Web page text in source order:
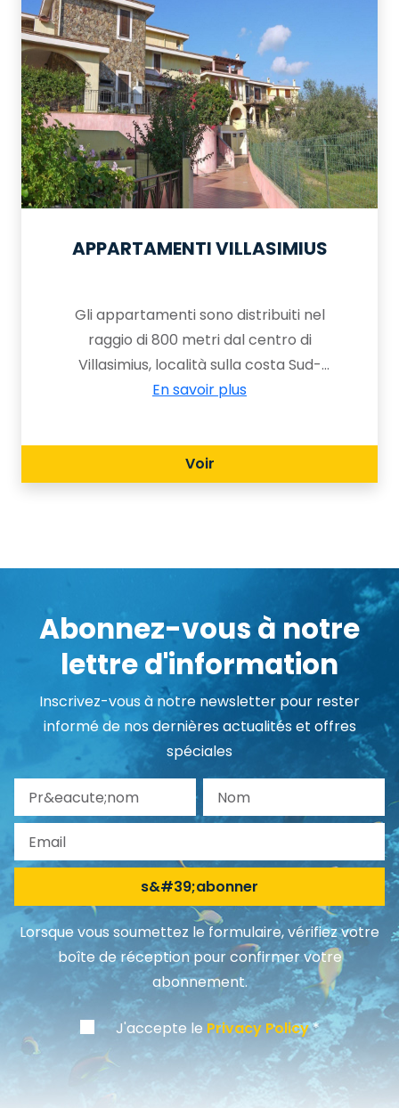
APPARTAMENTI VILLASIMIUS
Gli appartamenti sono distribuiti nel
raggio di 800 metri dal centro di
Villasimius, località sulla costa Sud-
Orientale della Sardegna,
En savoir plus
Voir
Abonnez-vous à notre
lettre d'information
Inscrivez-vous à notre newsletter pour rester
informé de nos dernières actualités et offres
spéciales
Pr&eacute;nom
s&#39;abonner
Lorsque vous soumettez le formulaire, vérifiez votre
boîte de réception pour confirmer votre
abonnement.
J'accepte le Privacy Policy